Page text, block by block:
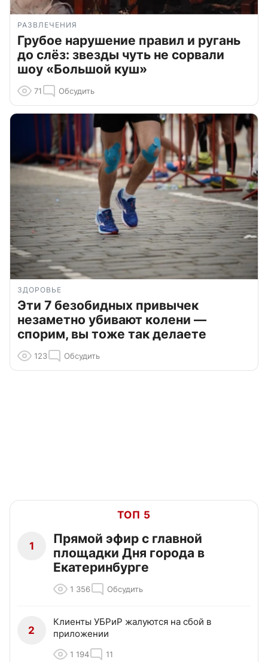
РАЗВЛЕЧЕНИЯ
Грубое нарушение правил и ругань
до слёз: звезды чуть не сорвали
шоу «Большой куш»
71 Обсудить
ЗДОРОВЬЕ
Эти 7 безобидных привычек
незаметно убивают колени —
спорим, вы тоже так делаете
123 Обсудить
ТОП 5
1
Прямой эфир с главной
площадки Дня города в
Екатеринбурге
1 356 Обсудить
2
Клиенты УБРиР жалуются на сбой в
приложении
1 194 11